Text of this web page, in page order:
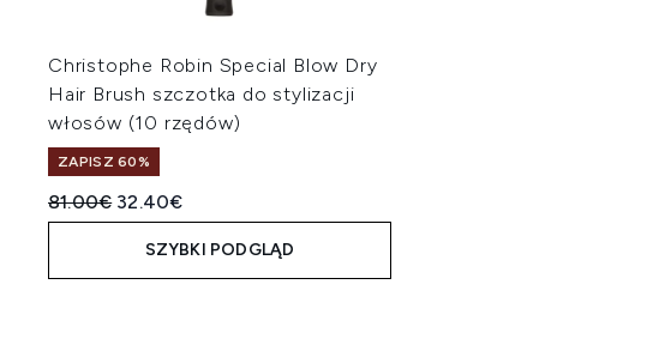
Christophe Robin Special Blow Dry
Hair Brush szczotka do stylizacji
włosów (10 rzędów)
ZAPISZ 60%
Sugerowana cena detaliczna:
81.00€ Aktualna cena:
32.40€
SZYBKI PODGLĄD